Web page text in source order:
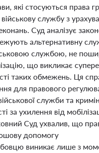
які стосуються права
службу з
Суд аналізує
альтернативну
службою, не
що викликає
таких обмежень. Ця
для правового
служби та
за ухилення від
Суд ухвалив, що
допомогу
виникає лише з